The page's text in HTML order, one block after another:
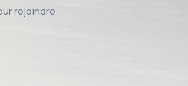
rejoindre